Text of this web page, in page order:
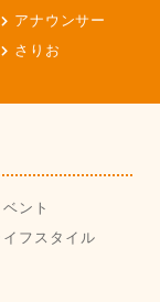
アナウンサー
さりお
ベント
イフスタイル